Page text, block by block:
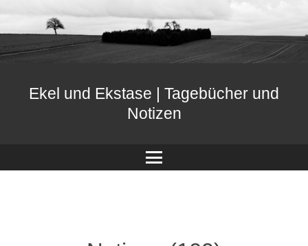
Ekel und Ekstase | Tagebücher und
Notizen
Menü